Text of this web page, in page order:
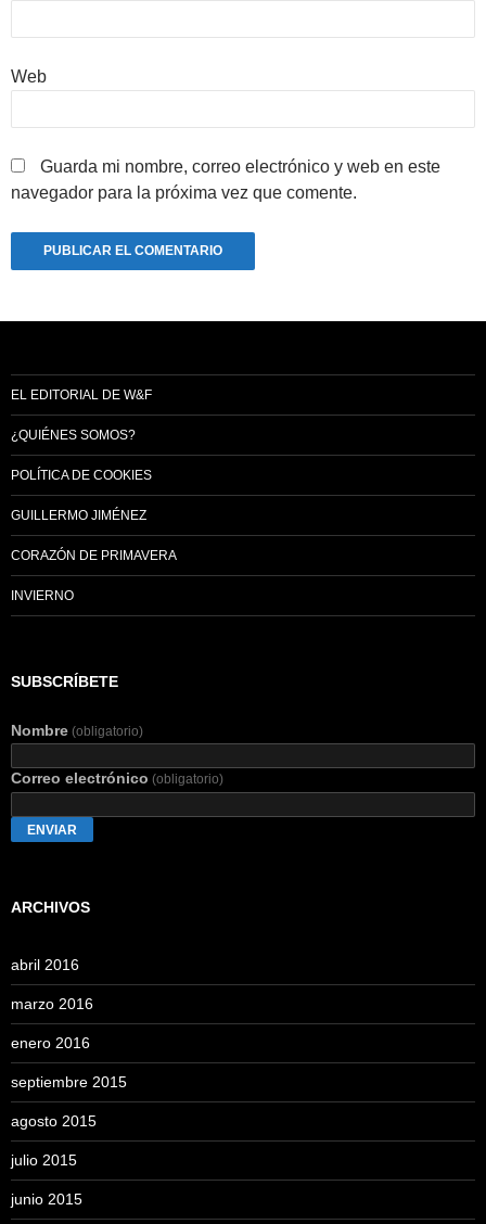
Web
Guarda mi nombre, correo electrónico y web en este
navegador para la próxima vez que comente.
EL EDITORIAL DE W&F
¿QUIÉNES SOMOS?
POLÍTICA DE COOKIES
GUILLERMO JIMÉNEZ
CORAZÓN DE PRIMAVERA
INVIERNO
SUBSCRÍBETE
Nombre (obligatorio)
Correo electrónico (obligatorio)
ENVIAR
ARCHIVOS
abril 2016
marzo 2016
enero 2016
septiembre 2015
agosto 2015
julio 2015
junio 2015